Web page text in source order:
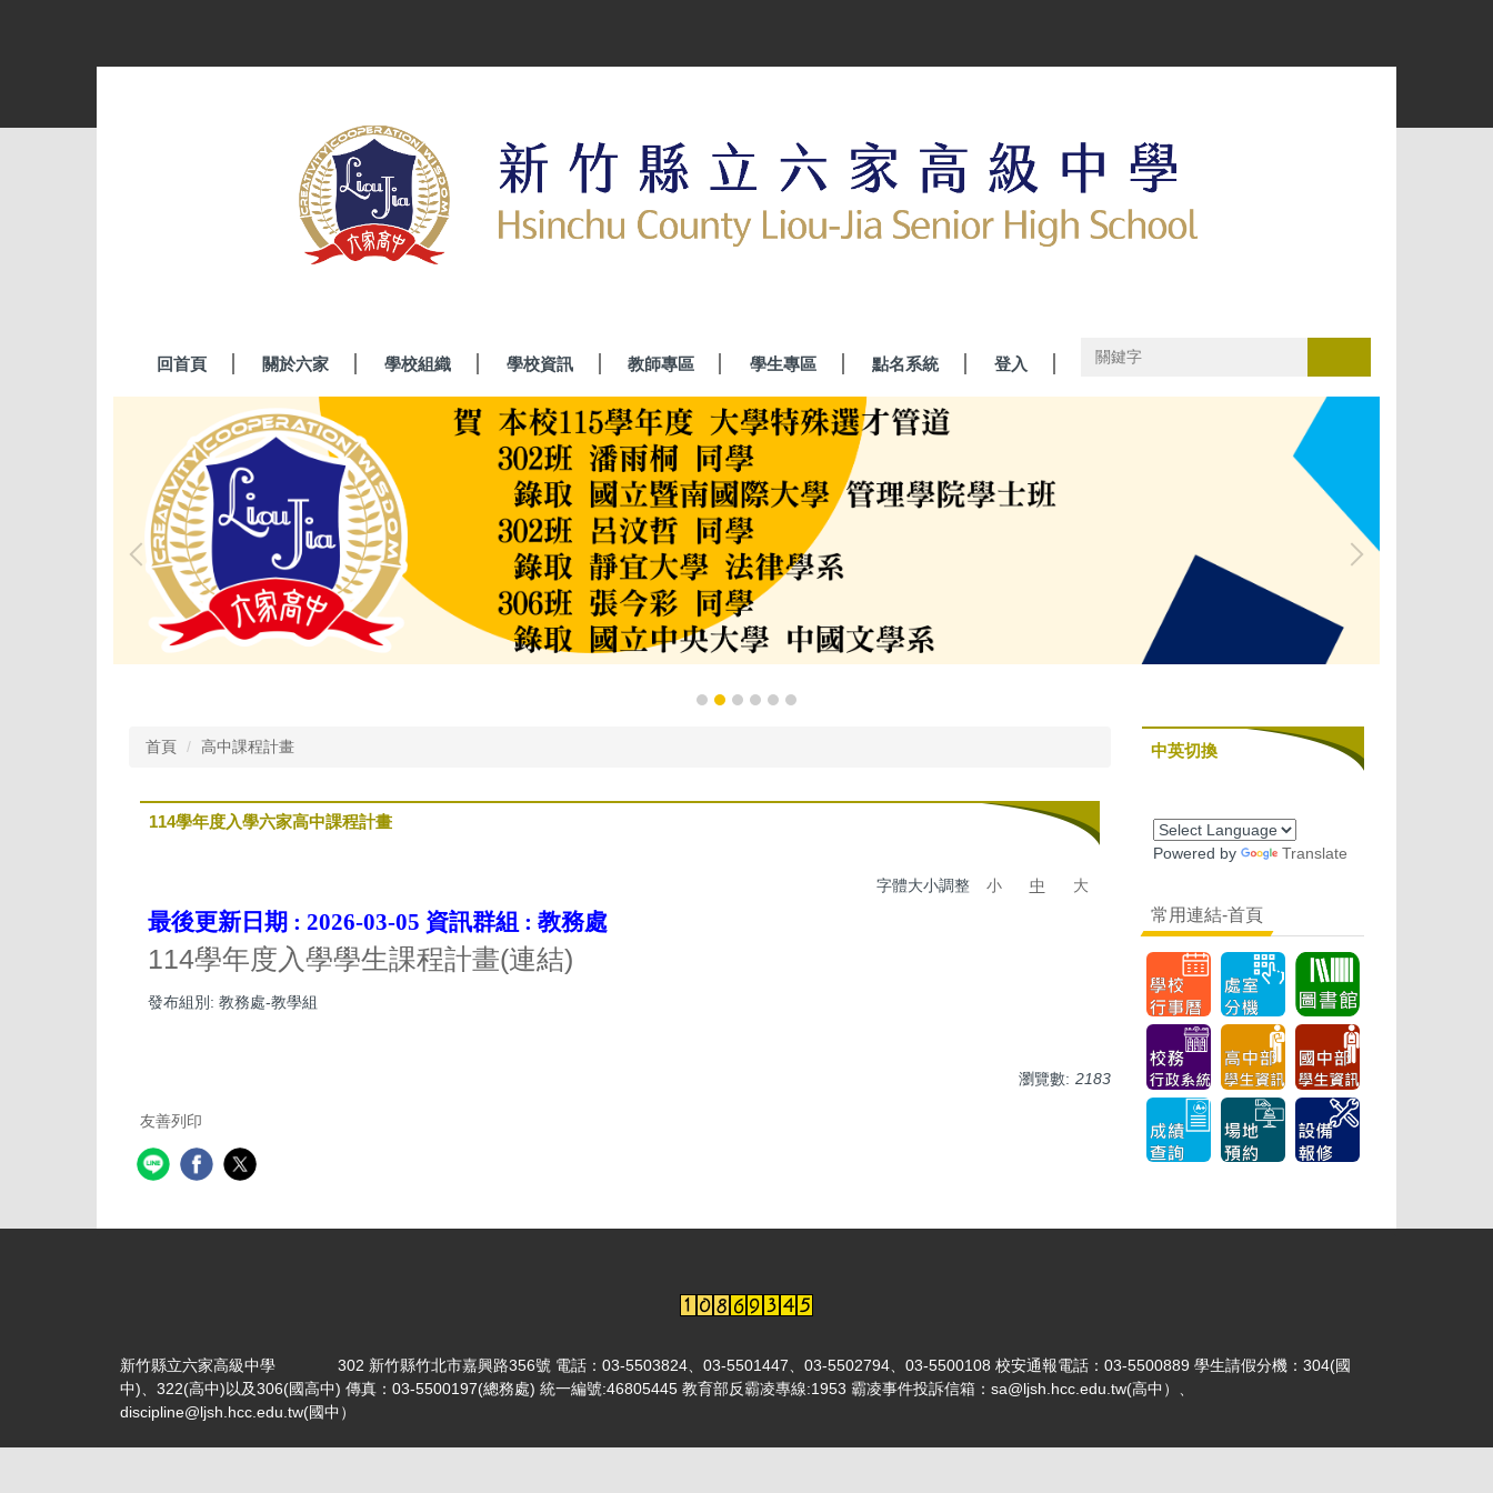
容
回首頁 關於六家 學校組織 學校資訊 教師專區 學生專區 點名系統 登入
首頁 高中課程計畫
114學年度入學六家高中課程計畫
字體大小調整 小 中 大
最後更新日期 : 2026-03-05 資訊群組 : 教務處
114學年度入學學生課程計畫(連結)
發布組別: 教務處-教學組
瀏覽數: 2183
友善列印
中英切換
Powered by Translate
常用連結-首頁
新竹縣立六家高級中學 302 新竹縣竹北市嘉興路356號 電話：03-5503824、03-5501447、03-5502794、03-5500108 校安通報電話：03-5500889 學生請假分機：304(國
中)、322(高中)以及306(國高中) 傳真：03-5500197(總務處) 統一編號:46805445 教育部反霸凌專線:1953 霸凌事件投訴信箱：sa@ljsh.hcc.edu.tw(高中）、
discipline@ljsh.hcc.edu.tw(國中）